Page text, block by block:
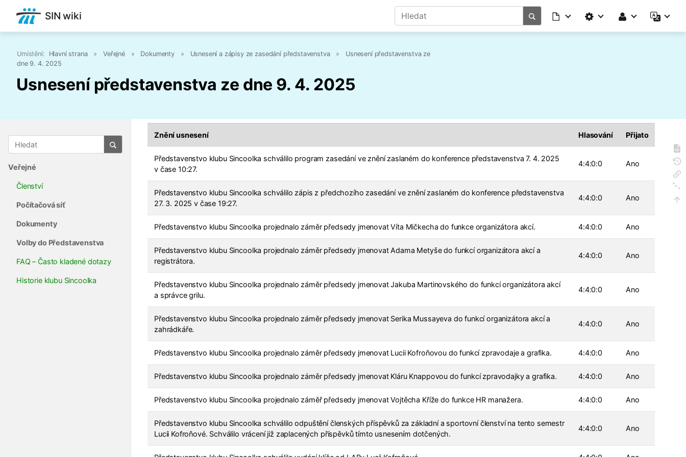
SIN wiki
Umístění: Hlavní strana » Veřejné » Dokumenty » Usnesení a zápisy ze zasedání představenstva »
Usnesení představenstva ze
dne 9. 4. 2025
Usnesení představenstva ze dne 9. 4. 2025
Veřejné
Členství
Počítačová síť
Dokumenty
Volby do Představenstva
FAQ – Často kladené dotazy
Historie klubu Sincoolka
Znění usnesení Hlasování Přijato
Představenstvo klubu Sincoolka schválilo program zasedání ve znění zaslaném do konference představenstva 7. 4. 2025
v čase 10:27.
4:4:0:0 Ano
Představenstvo klubu Sincoolka schválilo zápis z předchozího zasedání ve znění zaslaném do konference představenstva
27. 3. 2025 v čase 19:27.
4:4:0:0 Ano
Představenstvo klubu Sincoolka projednalo záměr předsedy jmenovat Víta Mičkecha do funkce organizátora akcí. 4:4:0:0 Ano
Představenstvo klubu Sincoolka projednalo záměr předsedy jmenovat Adama Metyše do funkcí organizátora akcí a
registrátora.
4:4:0:0 Ano
Představenstvo klubu Sincoolka projednalo záměr předsedy jmenovat Jakuba Martinovského do funkcí organizátora akcí
a správce grilu.
4:4:0:0 Ano
Představenstvo klubu Sincoolka projednalo záměr předsedy jmenovat Serika Mussayeva do funkcí organizátora akcí a
zahrádkáře.
4:4:0:0 Ano
Představenstvo klubu Sincoolka projednalo záměr předsedy jmenovat Lucii Kofroňovou do funkcí zpravodaje a grafika. 4:4:0:0 Ano
Představenstvo klubu Sincoolka projednalo záměr předsedy jmenovat Kláru Knappovou do funkcí zpravodajky a grafika. 4:4:0:0 Ano
Představenstvo klubu Sincoolka projednalo záměř předsedy jmenovat Vojtěcha Kříže do funkce HR manažera. 4:4:0:0 Ano
Představenstvo klubu Sincoolka schválilo odpuštění členských příspěvků za základní a sportovní členství na tento semestr
Lucii Kofroňové. Schválilo vrácení již zaplacených příspěvků tímto usnesením dotčených.
4:4:0:0 Ano